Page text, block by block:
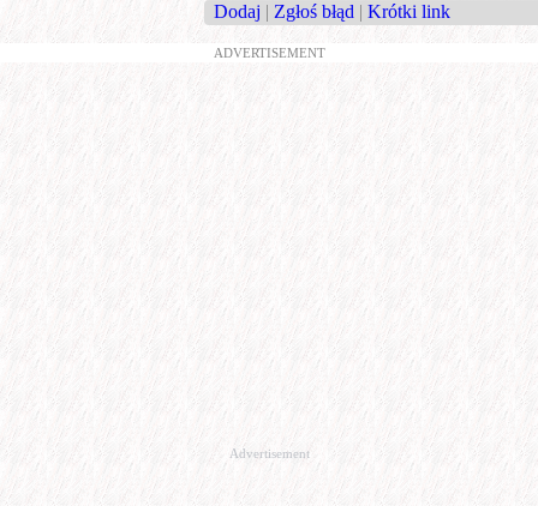
Dodaj | Zgłoś błąd | Krótki link
ADVERTISEMENT
Advertisement